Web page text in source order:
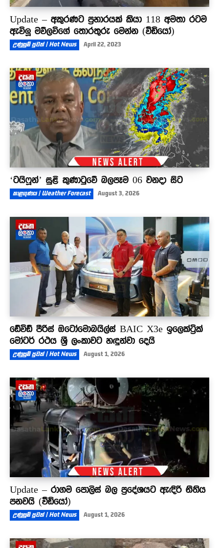
Update – අකුරණට ප්‍රහාරයක් කියා 118 අමතා රටම
ඇවිලූ මව්ලවිගේ තොරතුරු මෙන්න (වීඩියෝ)
උණුසුම් පුවත් | Hot News April 22, 2023
‘ටයිෆූන්’ සුළි කුණාටුවේ බලපෑම 06 වනදා සිට
කාළගුණය | Weather Forecast August 3, 2026
ඩේවිඩ් පීරිස් ඔටෝමොබයිල්ස් BAIC X3e ඉලෙක්ට්‍රික්
මෝටර් රථය ශ්‍රී ලංකාවට හඳුන්වා දෙයි
උණුසුම් පුවත් | Hot News August 1, 2026
Update – රාගම පොලිස් බල ප්‍රදේශයට ඇඳිරි නීතිය
පනවයි (වීඩියෝ)
උණුසුම් පුවත් | Hot News August 1, 2026